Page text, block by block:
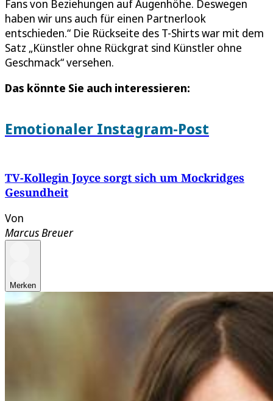
Fans von Beziehungen auf Augenhöhe. Deswegen
haben wir uns auch für einen Partnerlook
entschieden.“ Die Rückseite des T-Shirts war mit dem
Satz „Künstler ohne Rückgrat sind Künstler ohne
Geschmack“ versehen.
Das könnte Sie auch interessieren:
Emotionaler Instagram-Post
TV-Kollegin Joyce sorgt sich um Mockridges
Gesundheit
Von
Marcus Breuer
Merken